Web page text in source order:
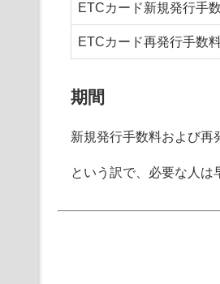
ETCカード新規発行手
ETCカード再発行手数
期間
新規発行手数料および再
という訳で、必要な人は